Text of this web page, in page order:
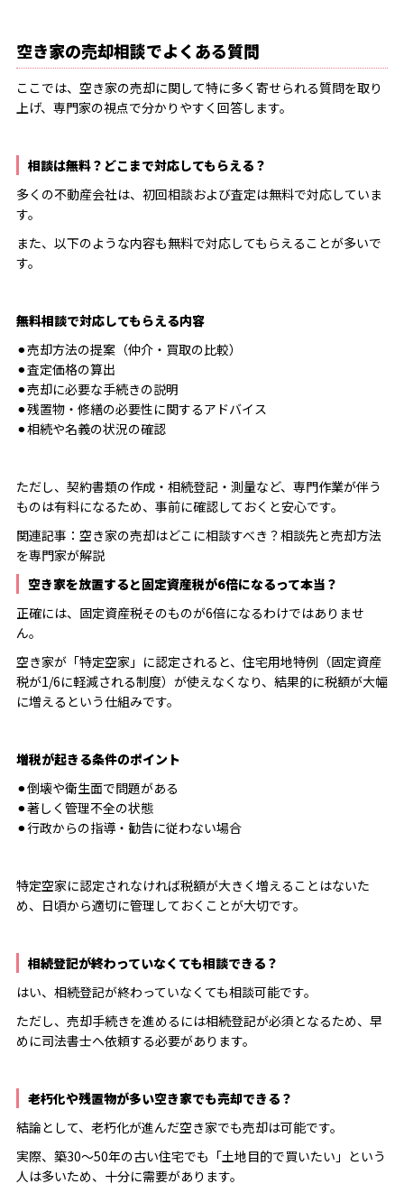
空き家の売却相談でよくある質問
ここでは、空き家の売却に関して特に多く寄せられる質問を取り
上げ、専門家の視点で分かりやすく回答します。
相談は無料？どこまで対応してもらえる？
多くの不動産会社は、初回相談および査定は無料で対応していま
す。
また、以下のような内容も無料で対応してもらえることが多いで
す。
無料相談で対応してもらえる内容
⚫︎売却方法の提案（仲介・買取の比較）
⚫︎査定価格の算出
⚫︎売却に必要な手続きの説明
⚫︎残置物・修繕の必要性に関するアドバイス
⚫︎相続や名義の状況の確認
ただし、契約書類の作成・相続登記・測量など、専門作業が伴う
ものは有料になるため、事前に確認しておくと安心です。
関連記事： 空き家の売却はどこに相談すべき？相談先と売却方法
を専門家が解説
空き家を放置すると固定資産税が6倍になるって本当？
正確には、固定資産税そのものが6倍になるわけではありませ
ん。
空き家が「特定空家」に認定されると、住宅用地特例（固定資産
税が1/6に軽減される制度）が使えなくなり、結果的に税額が大幅
に増えるという仕組みです。
増税が起きる条件のポイント
⚫︎倒壊や衛生面で問題がある
⚫︎著しく管理不全の状態
⚫︎行政からの指導・勧告に従わない場合
特定空家に認定されなければ税額が大きく増えることはないた
め、日頃から適切に管理しておくことが大切です。
相続登記が終わっていなくても相談できる？
はい、相続登記が終わっていなくても相談可能です。
ただし、売却手続きを進めるには相続登記が必須となるため、早
めに司法書士へ依頼する必要があります。
老朽化や残置物が多い空き家でも売却できる？
結論として、老朽化が進んだ空き家でも売却は可能です。
実際、築30〜50年の古い住宅でも「土地目的で買いたい」という
人は多いため、十分に需要があります。